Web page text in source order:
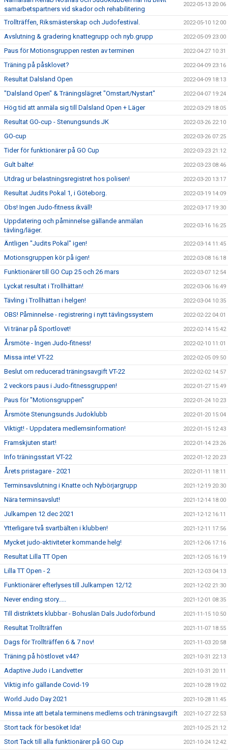
samarbetspartners vid skador och rehabilitering
2022-05-13 20:06
Trollträffen, Riksmästerskap och Judofestival. 2022-05-10 12:00
Avslutning & gradering knattegrupp och nyb.grupp 2022-05-09 23:00
Paus för Motionsgruppen resten av terminen 2022-04-27 10:31
Träning på påsklovet? 2022-04-09 23:16
Resultat Dalsland Open 2022-04-09 18:13
"Dalsland Open" & Träningslägret "Omstart/Nystart" 2022-04-07 19:24
Hög tid att anmäla sig till Dalsland Open + Läger 2022-03-29 18:05
Resultat GO-cup - Stenungsunds JK 2022-03-26 22:10
GO-cup 2022-03-26 07:25
Tider för funktionärer på GO Cup 2022-03-23 21:12
Gult bälte! 2022-03-23 08:46
Utdrag ur belastningsregistret hos polisen! 2022-03-20 13:17
Resultat Judits Pokal 1, i Göteborg. 2022-03-19 14:09
Obs! Ingen Judo-fitness ikväll! 2022-03-17 19:30
Uppdatering och påminnelse gällande anmälan
tävling/läger.
2022-03-16 16:25
Äntligen "Judits Pokal" igen! 2022-03-14 11:45
Motionsgruppen kör på igen! 2022-03-08 16:18
Funktionärer till GO Cup 25 och 26 mars 2022-03-07 12:54
Lyckat resultat i Trollhättan! 2022-03-06 16:49
Tävling i Trollhättan i helgen! 2022-03-04 10:35
OBS! Påminnelse - registrering i nytt tävlingssystem 2022-02-22 04:01
Vi tränar på Sportlovet! 2022-02-14 15:42
Årsmöte - Ingen Judo-fitness! 2022-02-10 11:01
Missa inte! VT-22 2022-02-05 09:50
Beslut om reducerad träningsavgift VT-22 2022-02-02 14:57
2 veckors paus i Judo-fitnessgruppen! 2022-01-27 15:49
Paus för "Motionsgruppen" 2022-01-24 10:23
Årsmöte Stenungsunds Judoklubb 2022-01-20 15:04
Viktigt! - Uppdatera medlemsinformation! 2022-01-15 12:43
Framskjuten start! 2022-01-14 23:26
Info träningsstart VT-22 2022-01-12 20:23
Årets pristagare - 2021 2022-01-11 18:11
Terminsavslutning i Knatte och Nybörjargrupp 2021-12-19 20:30
Nära terminsavslut! 2021-12-14 18:00
Julkampen 12 dec 2021 2021-12-12 16:11
Ytterligare två svartbälten i klubben! 2021-12-11 17:56
Mycket judo-aktiviteter kommande helg! 2021-12-06 17:16
Resultat Lilla TT Open 2021-12-05 16:19
Lilla TT Open - 2 2021-12-03 04:13
Funktionärer efterlyses till Julkampen 12/12 2021-12-02 21:30
Never ending story..... 2021-12-01 08:35
Till distriktets klubbar - Bohuslän Dals Judoförbund 2021-11-15 10:50
Resultat Trollträffen 2021-11-07 18:55
Dags för Trollträffen 6 & 7 nov! 2021-11-03 20:58
Träning på höstlovet v44? 2021-10-31 22:13
Adaptive Judo i Landvetter 2021-10-31 20:11
Viktig info gällande Covid-19 2021-10-28 19:02
World Judo Day 2021 2021-10-28 11:45
Missa inte att betala terminens medlems och träningsavgift 2021-10-27 22:53
Stort tack för besöket Ida! 2021-10-25 21:12
Stort Tack till alla funktionärer på GO Cup 2021-10-24 12:42